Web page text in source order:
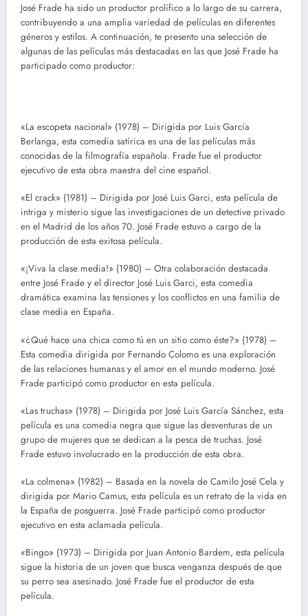
José Frade ha sido un productor prolífico a lo largo de su carrera,
contribuyendo a una amplia variedad de películas en diferentes
géneros y estilos. A continuación, te presento una selección de
algunas de las películas más destacadas en las que José Frade ha
participado como productor:
«La escopeta nacional» (1978) – Dirigida por Luis García
Berlanga, esta comedia satírica es una de las películas más
conocidas de la filmografía española. Frade fue el productor
ejecutivo de esta obra maestra del cine español.
«El crack» (1981) – Dirigida por José Luis Garci, esta película de
intriga y misterio sigue las investigaciones de un detective privado
en el Madrid de los años 70. José Frade estuvo a cargo de la
producción de esta exitosa película.
«¡Viva la clase media!» (1980) – Otra colaboración destacada
entre José Frade y el director José Luis Garci, esta comedia
dramática examina las tensiones y los conflictos en una familia de
clase media en España.
«¿Qué hace una chica como tú en un sitio como éste?» (1978) –
Esta comedia dirigida por Fernando Colomo es una exploración
de las relaciones humanas y el amor en el mundo moderno. José
Frade participó como productor en esta película.
«Las truchas» (1978) – Dirigida por José Luis García Sánchez, esta
película es una comedia negra que sigue las desventuras de un
grupo de mujeres que se dedican a la pesca de truchas. José
Frade estuvo involucrado en la producción de esta obra.
«La colmena» (1982) – Basada en la novela de Camilo José Cela y
dirigida por Mario Camus, esta película es un retrato de la vida en
la España de posguerra. José Frade participó como productor
ejecutivo en esta aclamada película.
«Bingo» (1973) – Dirigida por Juan Antonio Bardem, esta película
sigue la historia de un joven que busca venganza después de que
su perro sea asesinado. José Frade fue el productor de esta
película.